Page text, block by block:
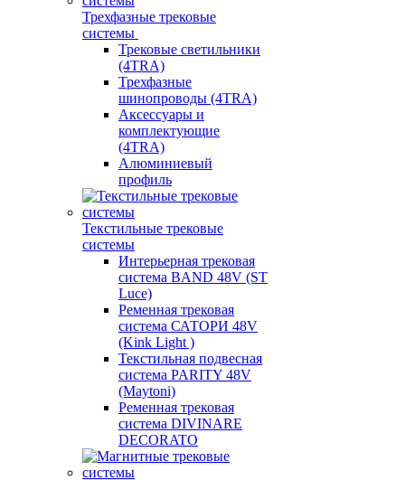
Трехфазные трековые
системы
Трековые светильники
(4TRA)
Трехфазные
шинопроводы (4TRA)
Аксессуары и
комплектующие
(4TRA)
Алюминиевый
профиль
Текстильные трековые
системы
Интерьерная трековая
система BAND 48V (ST
Luce)
Ременная трековая
система САТОРИ 48V
(Kink Light )
Текстильная подвесная
система PARITY 48V
(Maytoni)
Ременная трековая
система DIVINARE
DECORATO